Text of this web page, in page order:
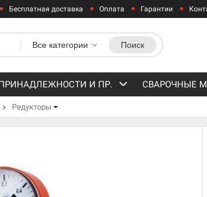
Бесплатная доставка Оплата Гарантии
Все категории Поиск
И ПР. СВАРОЧНЫЕ
Редукторы